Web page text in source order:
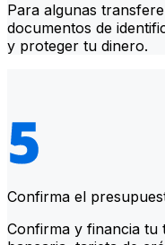
Para algunas
documentos de
y proteger tu dinero.
Confirma el
Confirma y financia